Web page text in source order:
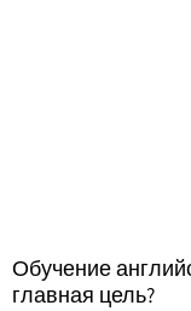
Обучение
главная цель?